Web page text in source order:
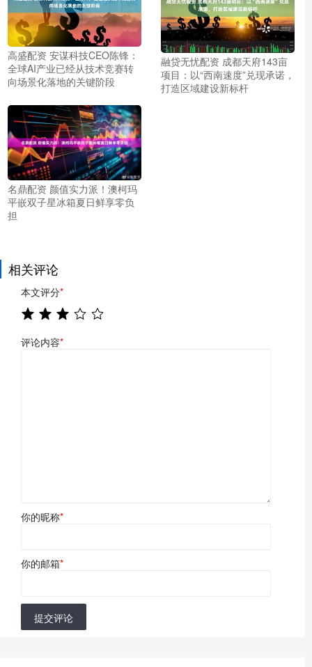
高盛配资 安谋科技CEO陈锋：
全球AI产业已经从技术竞赛转
向场景化落地的关键阶段
融贷无忧配资 成都天府143亩
项目：以“西南速度”兑现承诺，
打造区域建设新标杆
名鼎配资 颜值实力派！澳柯玛
平嵌双子星冰箱夏日鲜享零负
担
相关评论
本文评分*
评论内容*
你的昵称*
你的邮箱*
提交评论